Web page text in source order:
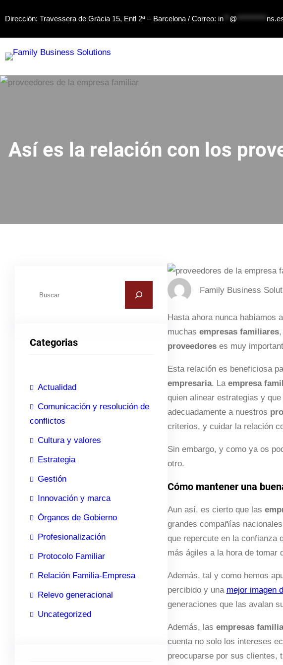
al
contenido
Dirección: Travessera de Gràcia 15, Entl 2ª – Barcelona / Correo: in @
Así es la relación con los
a
Categorias
Actualidad
Comunicación y resolución de
conflictos
Cultura y valores
Estrategia
Gestión
Innovación y marca
Órganos de Gobierno
Profesionalización
Protocolo Familiar
Relación Familia-Empresa
Relevo generacional
Uncategorized
Family Business
Hasta ahora nunca habíamos
muchas empresas familiares,
proveedoreses muy
Esta relación es beneficiosa
empresaria. La empresa
quien alinear estrategias y
adecuadamente a nuestros
criterios, y cuidar la relación
Sin embargo, y como ya os
otro.
Cómo mantener una
Aun así, es cierto que las
grandes compañías
que repercute en la confianza
más ágiles a la hora de tomar
Además, tal y como hemos
percibido y una mejor imagen
generaciones que las avalan
Además, las empresas
cuenta no solo los intereses
preocuparse por sus clientes,